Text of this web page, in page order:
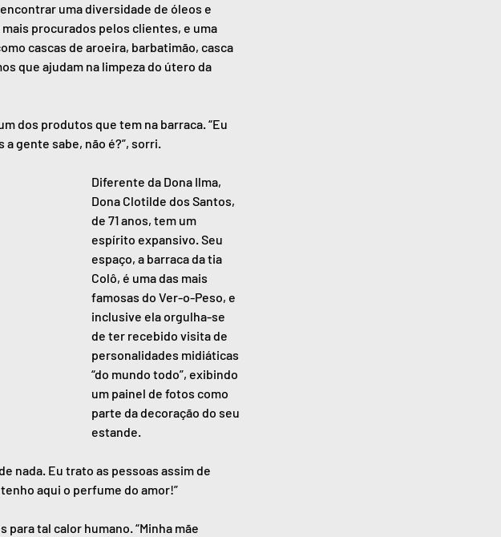
uma diversidade de óleos e
procurados pelos clientes, e uma
cascas de aroeira, barbatimão, casca
que ajudam na limpeza do útero da
dos produtos que tem na barraca. “Eu
gente sabe, não é?”, sorri.
Diferente da Dona Ilma,
Dona Clotilde dos Santos,
de 71 anos, tem um
espírito expansivo. Seu
espaço, a barraca da tia
Colô, é uma das mais
famosas do Ver-o-Peso, e
inclusive ela orgulha-se
de ter recebido visita de
personalidades midiáticas
“do mundo todo”, exibindo
um painel de fotos como
parte da decoração do seu
estande.
nada. Eu trato as pessoas assim de
aqui o perfume do amor!”
para tal calor humano. “Minha mãe